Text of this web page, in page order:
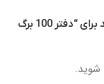
اولین نفری باشید که دیدگاهی را ارسال می کنید برای “دفتر 100 برگ
شوید.